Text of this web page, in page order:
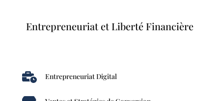
Entrepreneuriat et Liberté Financière
 Entrepreneuriat Digital